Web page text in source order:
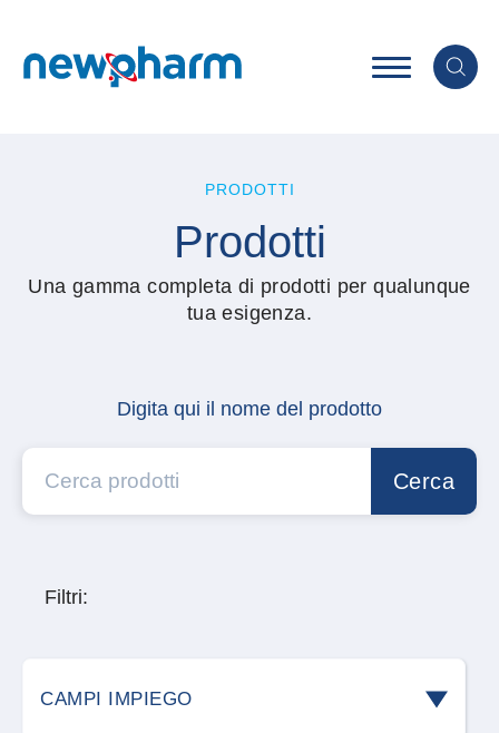
PRODOTTI
Prodotti
Una gamma completa di prodotti per qualunque
tua esigenza.
Digita qui il nome del prodotto
Cerca
Filtri:
CAMPI IMPIEGO